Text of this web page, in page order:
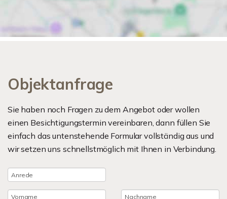
Objektanfrage
Sie haben noch Fragen zu dem Angebot oder wollen
einen Besichtigungstermin vereinbaren, dann füllen Sie
einfach das untenstehende Formular vollständig aus und
wir setzen uns schnellstmöglich mit Ihnen in Verbindung.